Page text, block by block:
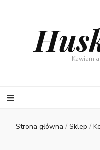
Strona główna / Sklep /